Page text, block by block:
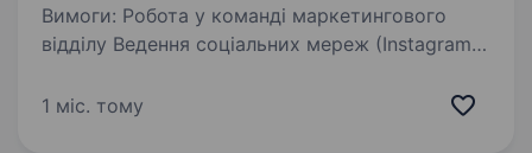
Вимоги: Робота у команді маркетингового
відділу Ведення соціальних мереж (Instagram,
монтувати, писати тексти, аналізувати
1 міс. тому